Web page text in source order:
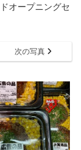
オープニングセ
次の写真